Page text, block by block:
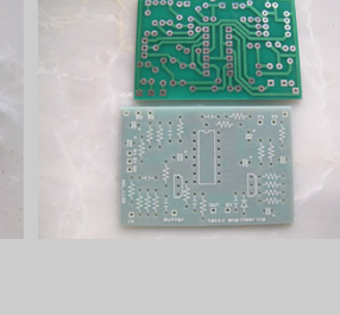
Harmonic Energizerプリント基板
¥1,100